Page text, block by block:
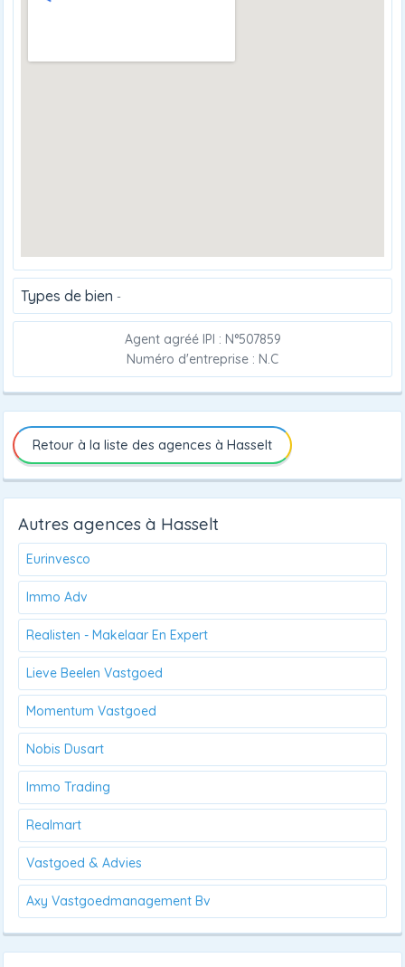
Types de bien -
Agent agréé IPI : N°507859
Numéro d'entreprise : N.C
Retour à la liste des agences à Hasselt
Autres agences à Hasselt
Eurinvesco
Immo Adv
Realisten - Makelaar En Expert
Lieve Beelen Vastgoed
Momentum Vastgoed
Nobis Dusart
Immo Trading
Realmart
Vastgoed & Advies
Axy Vastgoedmanagement Bv